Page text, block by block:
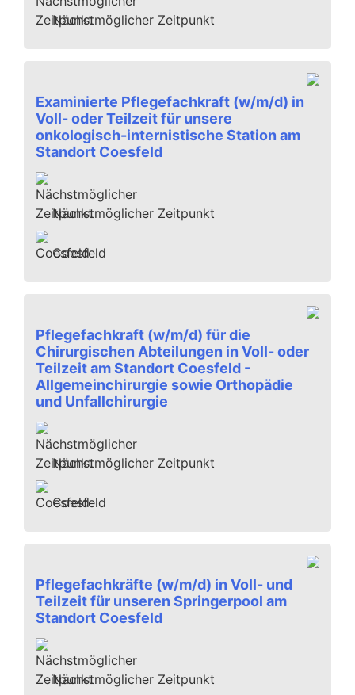
Nächstmöglicher Zeitpunkt
Examinierte Pflegefachkraft (w/m/d) in
Voll- oder Teilzeit für unsere
onkologisch-internistische Station am
Standort Coesfeld
Nächstmöglicher Zeitpunkt
Coesfeld
Pflegefachkraft (w/m/d) für die
Chirurgischen Abteilungen in Voll- oder
Teilzeit am Standort Coesfeld -
Allgemeinchirurgie sowie Orthopädie
und Unfallchirurgie
Nächstmöglicher Zeitpunkt
Coesfeld
Pflegefachkräfte (w/m/d) in Voll- und
Teilzeit für unseren Springerpool am
Standort Coesfeld
Nächstmöglicher Zeitpunkt